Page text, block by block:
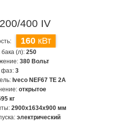
400 IV
160 кВт
(л):250
380 Вольт
фаз:3
Iveco NEF67 TE 2A
открытое
кг
2900x1634x900 мм
электрический